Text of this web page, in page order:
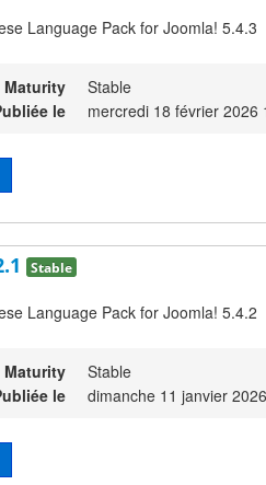
Language Pack for Joomla! 5.4.3
Maturity
Stable
le
mercredi 18 février 2026
Stable
Language Pack for Joomla! 5.4.2
Maturity
Stable
le
dimanche 11 janvier